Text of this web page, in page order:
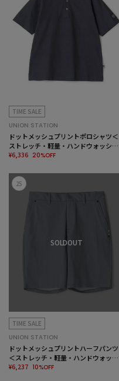
TIME SALE
UNION STATION
ドットメッシュプリントポロシャツ＜
ストレッチ・軽量・ハンドウォッシャ
ブル・通気性＞
¥6,336 20%OFF
25
SOLDOUT
TIME SALE
UNION STATION
ドットメッシュプリントハーフパンツ
＜ストレッチ・軽量・ハンドウォッシ
ャブル・通気性＞
¥6,237 10%OFF